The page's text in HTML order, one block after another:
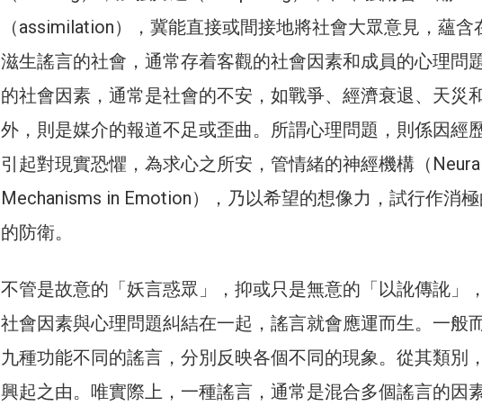
（assimilation），冀能直接或間接地將社會大眾意見，蘊含
滋生謠言的社會，通常存着客觀的社會因素和成員的心理問
的社會因素，通常是社會的不安，如戰爭、經濟衰退、天災
外，則是媒介的報道不足或歪曲。所謂心理問題，則係因經
引起對現實恐懼，為求心之所安，管情緒的神經機構（
Mechanisms in Emotion），乃以希望的想像力，試行作消
的防衛。
不管是故意的「妖言惑眾」，抑或只是無意的「以訛傳訛」
社會因素與心理問題糾結在一起，謠言就會應運而生。一般
九種功能不同的謠言，分別反映各個不同的現象。從其類別
興起之由。唯實際上，一種謠言，通常是混合多個謠言的因